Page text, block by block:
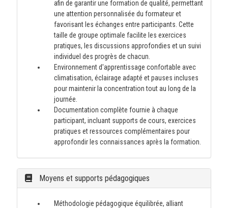
afin de garantir une formation de qualité, permettant
une attention personnalisée du formateur et
favorisant les échanges entre participants. Cette
taille de groupe optimale facilite les exercices
pratiques, les discussions approfondies et un suivi
individuel des progrès de chacun.
Environnement d'apprentissage confortable avec
climatisation, éclairage adapté et pauses incluses
pour maintenir la concentration tout au long de la
journée.
Documentation complète fournie à chaque
participant, incluant supports de cours, exercices
pratiques et ressources complémentaires pour
approfondir les connaissances après la formation.
Moyens et supports pédagogiques
Méthodologie pédagogique équilibrée, alliant